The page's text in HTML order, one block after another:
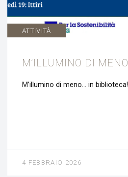
ATTIVITÀ
M’ILLUMINO DI MENO
M’illumino di meno… in biblioteca!
4 FEBBRAIO 2026